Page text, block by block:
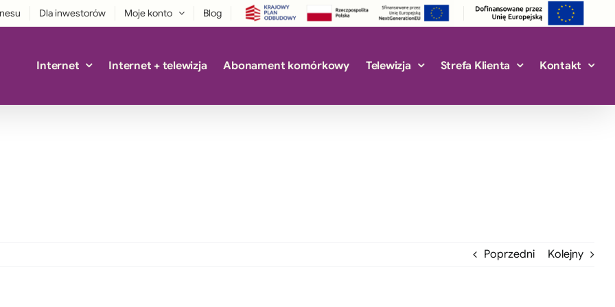
Dla inwestorów Moje konto Blog
Internet Internet + telewizja Abonament komórkowy Telewizja Strefa Klienta Kontakt
Poprzedni Kolejny